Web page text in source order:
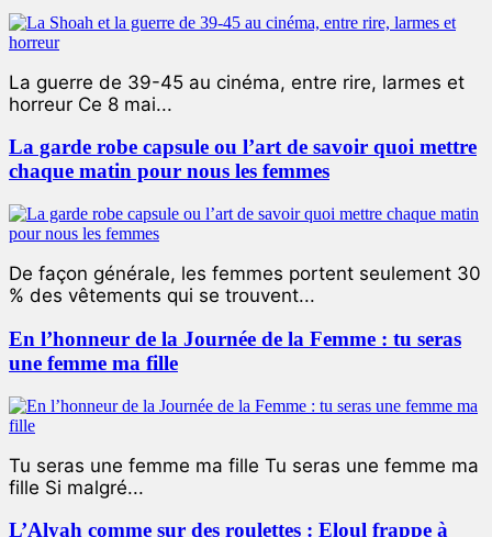
La guerre de 39-45 au cinéma, entre rire, larmes et
horreur Ce 8 mai...
La garde robe capsule ou l’art de savoir quoi mettre
chaque matin pour nous les femmes
De façon générale, les femmes portent seulement 30
% des vêtements qui se trouvent...
En l’honneur de la Journée de la Femme : tu seras
une femme ma fille
Tu seras une femme ma fille Tu seras une femme ma
fille Si malgré...
L’Alyah comme sur des roulettes : Eloul frappe à